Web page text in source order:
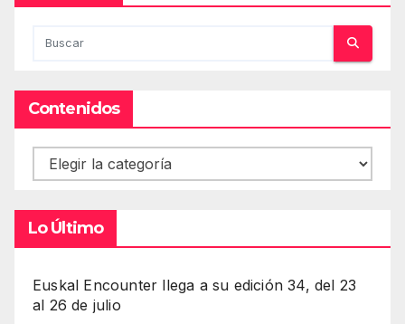
Contenidos
Contenidos
Lo Último
Euskal Encounter llega a su edición 34, del 23
al 26 de julio